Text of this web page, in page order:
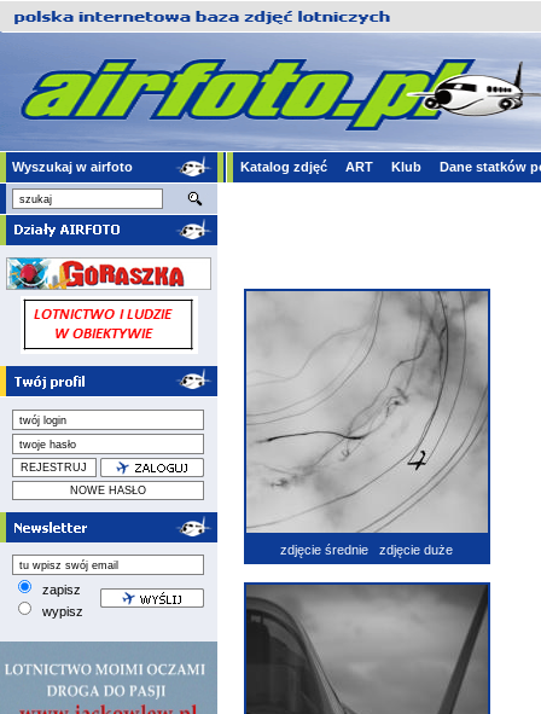
Wyszukaj w airfoto Katalog zdjęć ART Klub Dane statków
zapisz
wypisz
zdjęcie średnie zdjęcie duże